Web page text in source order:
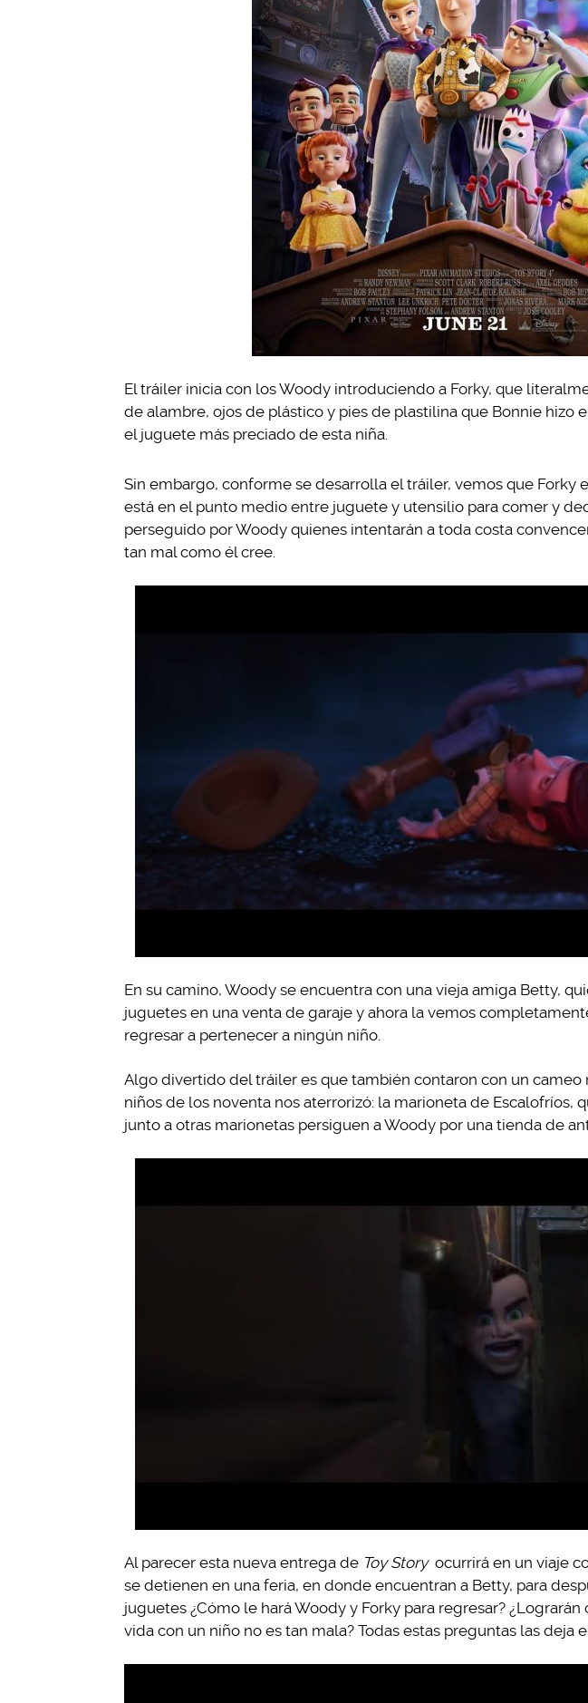
El tráiler inicia con los Woody introduciendo a Forky, que
de alambre, ojos de plástico y pies de plastilina que Bonnie hizo
el juguete más preciado de esta niña.
Sin embargo, conforme se desarrolla el tráiler, vemos que Forky
está en el punto medio entre juguete y utensilio para comer y
perseguido por Woody quienes intentarán a toda costa
tan mal como él cree.
En su camino, Woody se encuentra con una vieja amiga Betty,
juguetes en una venta de garaje y ahora la vemos
regresar a pertenecer a ningún niño.
Algo divertido del tráiler es que también contaron con un cameo
niños de los noventa nos aterrorizó: la marioneta de Escalofríos,
junto a otras marionetas persiguen a Woody por una tienda de
Al parecer esta nueva entrega de Toy Story ocurrirá en un viaje
se detienen en una feria, en donde encuentran a Betty, para
juguetes ¿Cómo le hará Woody y Forky para regresar?
vida con un niño no es tan mala? Todas estas preguntas las deja